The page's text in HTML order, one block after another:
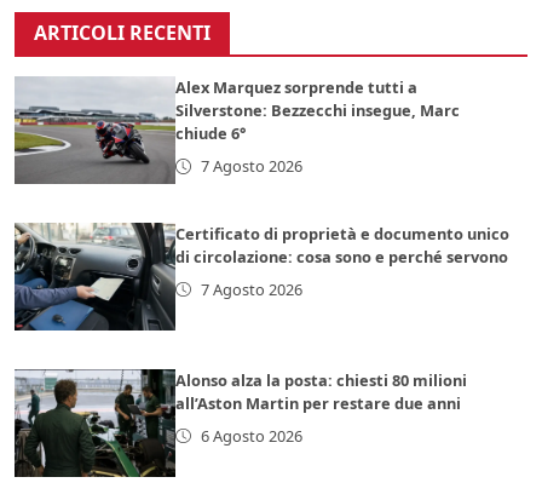
ARTICOLI RECENTI
Alex Marquez sorprende tutti a
Silverstone: Bezzecchi insegue, Marc
chiude 6°
7 Agosto 2026
Certificato di proprietà e documento unico
di circolazione: cosa sono e perché servono
7 Agosto 2026
Alonso alza la posta: chiesti 80 milioni
all’Aston Martin per restare due anni
6 Agosto 2026